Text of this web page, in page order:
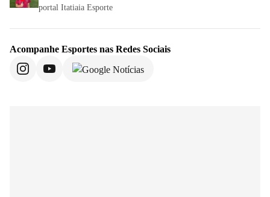
portal Itatiaia Esporte
Acompanhe Esportes nas Redes Sociais